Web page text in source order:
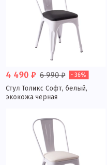
4 490 ₽ 6 990 ₽ - 36%
Стул Толикс Софт, белый,
экокожа черная